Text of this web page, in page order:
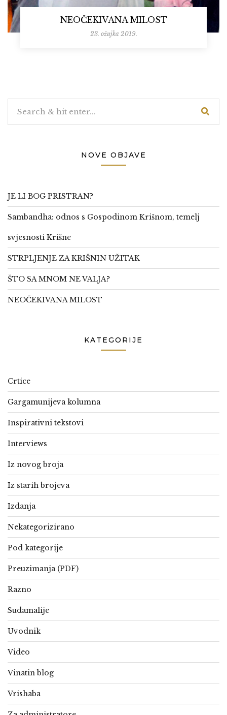
NEOČEKIVANA MILOST
23. ožujka 2019.
NOVE OBJAVE
JE LI BOG PRISTRAN?
Sambandha: odnos s Gospodinom Krišnom, temelj
svjesnosti Krišne
STRPLJENJE ZA KRIŠNIN UŽITAK
ŠTO SA MNOM NE VALJA?
NEOČEKIVANA MILOST
KATEGORIJE
Crtice
Gargamunijeva kolumna
Inspirativni tekstovi
Interviews
Iz novog broja
Iz starih brojeva
Izdanja
Nekategorizirano
Pod kategorije
Preuzimanja (PDF)
Razno
Sudamalije
Uvodnik
Video
Vinatin blog
Vrishaba